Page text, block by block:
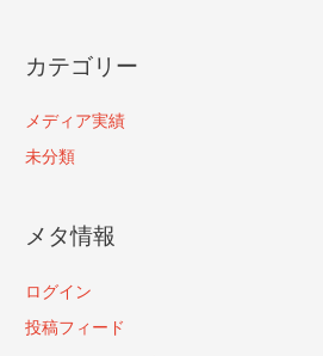
カテゴリー
メディア実績
未分類
メタ情報
ログイン
投稿フィード